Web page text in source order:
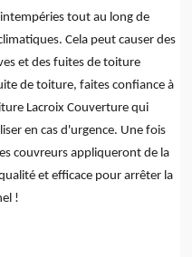
tout au long de
Cela peut causer des
et des fuites de toiture
de toiture, faites confiance à
Lacroix Couverture qui
en cas d'urgence. Une fois
couvreurs appliqueront de la
et efficace pour arrêter la
!